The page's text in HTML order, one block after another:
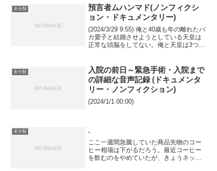
未分類
預言者ムハンマド(ノンフィクシ
ョン・ドキュメンタリー)
(2024/3/29 9:55) 俺と40歳も年の離れたバ
カ愛子と結婚させようとしている天皇は
正常な頭脳をしてない。俺と天皇は3つ違
理由。しかし自分と同年齢の男と自分の
娘...
未分類
入院の前日～緊急手術・入院まで
の詳細な音声記録 (ドキュメンタ
リー・ノンフィクション)
(2024/1/1 00:00)
未分類 .
ここ一週間急騰していた商品先物のコー
ヒー相場は下がるだろう。最近コーヒー
を飲むのをやめていたが、きょうネット